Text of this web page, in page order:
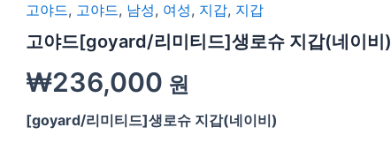
고야드, 고야드, 남성, 여성, 지갑, 지갑
고야드[goyard/리미티드]생로슈 지갑(네이비)
₩236,000 원
[goyard/리미티드]생로슈 지갑(네이비)